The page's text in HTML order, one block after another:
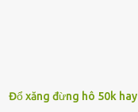
Đổ xăng đừng hô 50k